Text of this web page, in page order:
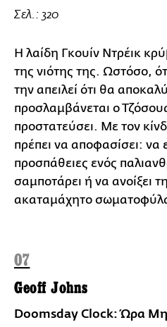
Σελ.: 320
Η λαίδη Γκουίν Ντρέικ
της νιότης της. Ωστόσο,
την απειλεί ότι θα
προσλαμβάνεται ο
προστατεύσει. Με τον
πρέπει να αποφασίσει: να
προσπάθειες ενός
σαμποτάρει ή να ανοίξει
ακαταμάχητο
07
Geoff Johns
Doomsday Clock: Ώρα